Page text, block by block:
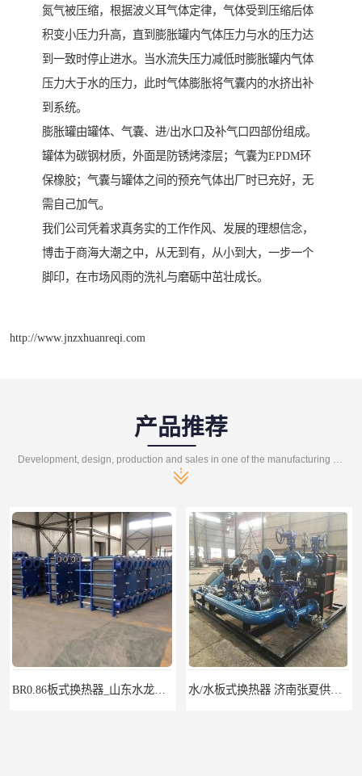
氮气被压缩，根据波义耳气体定律，气体受到压缩后体
积变小压力升高，直到膨胀罐内气体压力与水的压力达
到一致时停止进水。当水流失压力减低时膨胀罐内气体
压力大于水的压力，此时气体膨胀将气囊内的水挤出补
到系统。
膨胀罐由罐体、气囊、进/出水口及补气口四部份组成。
罐体为碳钢材质，外面是防锈烤漆层；气囊为EPDM环
保橡胶；气囊与罐体之间的预充气体出厂时已充好，无
需自己加气。
我们公司凭着求真务实的工作作风、发展的理想信念，
博击于商海大潮之中，从无到有，从小到大，一步一个
脚印，在市场风雨的洗礼与磨砺中茁壮成长。
http://www.jnzxhuanreqi.com
产品推荐